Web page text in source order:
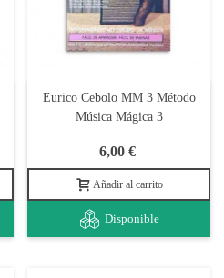
Eurico Cebolo MM 3 Método
Música Mágica 3
6,00 €
Añadir al carrito
Disponible